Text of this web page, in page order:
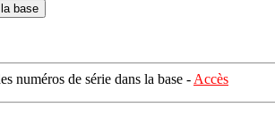
numéros de série dans la base - Accès